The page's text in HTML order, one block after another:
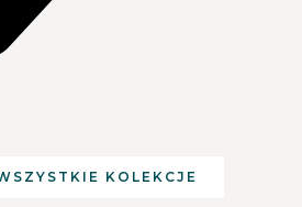
KOLEKCJE